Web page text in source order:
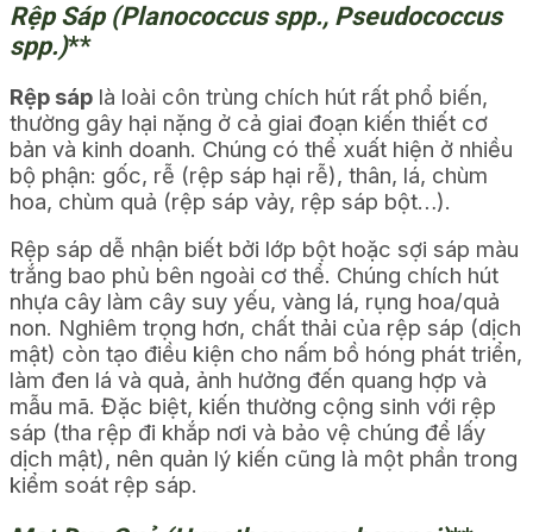
Rệp Sáp (Planococcus spp., Pseudococcus
spp.)**
Rệp sáp là loài côn trùng chích hút rất phổ biến,
thường gây hại nặng ở cả giai đoạn kiến thiết cơ
bản và kinh doanh. Chúng có thể xuất hiện ở nhiều
bộ phận: gốc, rễ (rệp sáp hại rễ), thân, lá, chùm
hoa, chùm quả (rệp sáp vảy, rệp sáp bột…).
Rệp sáp dễ nhận biết bởi lớp bột hoặc sợi sáp màu
trắng bao phủ bên ngoài cơ thể. Chúng chích hút
nhựa cây làm cây suy yếu, vàng lá, rụng hoa/quả
non. Nghiêm trọng hơn, chất thải của rệp sáp (dịch
mật) còn tạo điều kiện cho nấm bồ hóng phát triển,
làm đen lá và quả, ảnh hưởng đến quang hợp và
mẫu mã. Đặc biệt, kiến thường cộng sinh với rệp
sáp (tha rệp đi khắp nơi và bảo vệ chúng để lấy
dịch mật), nên quản lý kiến cũng là một phần trong
kiểm soát rệp sáp.